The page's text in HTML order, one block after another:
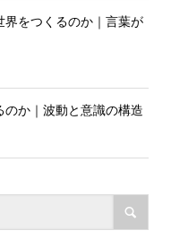
界をつくるのか｜言葉が
か｜波動と意識の構造